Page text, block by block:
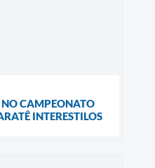
NO CAMPEONATO
INTERESTILOS